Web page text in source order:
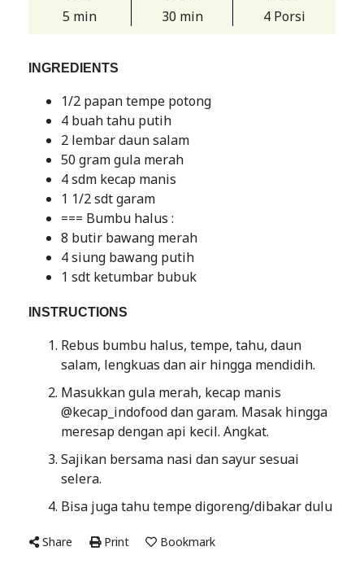
5 min 30 min 4 Porsi
INGREDIENTS
1/2 papan tempe potong
4 buah tahu putih
2 lembar daun salam
50 gram gula merah
4 sdm kecap manis
1 1/2 sdt garam
=== Bumbu halus :
8 butir bawang merah
4 siung bawang putih
1 sdt ketumbar bubuk
INSTRUCTIONS
Rebus bumbu halus, tempe, tahu, daun
salam, lengkuas dan air hingga mendidih.
Masukkan gula merah, kecap manis
@kecap_indofood dan garam. Masak hingga
meresap dengan api kecil. Angkat.
Sajikan bersama nasi dan sayur sesuai
selera.
Bisa juga tahu tempe digoreng/dibakar dulu
Share Print Bookmark